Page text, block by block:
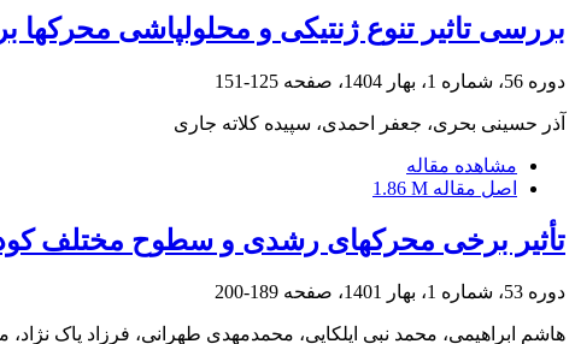
بررسی تاثیر تنوع ژنتیکی و محلولپاشی محرکها
دوره 56، شماره 1، بهار 1404، صفحه 125-151
آذر حسینی بحری، جعفر احمدی، سپیده کلاته جاری
مشاهده مقاله
اصل مقاله 1.86 M
تأثیر برخی محرک‎های رشدی و سطوح مختلف کود شیمیایی بر عملکرد و اجزای عملکرد ذرت
دوره 53، شماره 1، بهار 1401، صفحه 189-200
هاشم ابراهیمی، محمد نبی ایلکایی، محمدمهدی طهرانی، فرزاد پاک